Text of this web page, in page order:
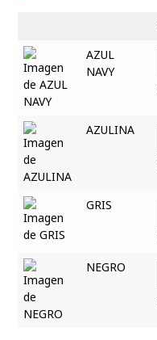
AZUL
NAVY
AZULINA
GRIS
NEGRO